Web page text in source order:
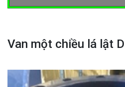
Van một chiều lá lật